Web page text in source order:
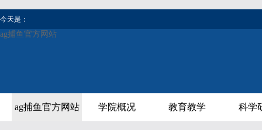
今天是：
ag捕鱼官方网站
ag捕鱼官方网站 学院概况 教育教学 科学